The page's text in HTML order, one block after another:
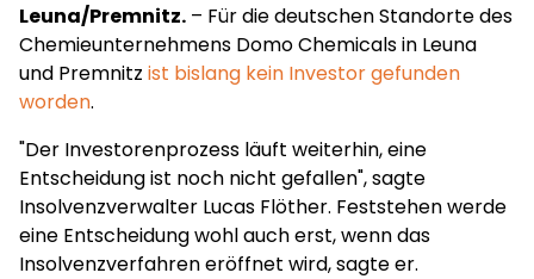
Leuna/Premnitz. – Für die deutschen Standorte des
Chemieunternehmens Domo Chemicals in Leuna
und Premnitz ist bislang kein Investor gefunden
worden.
"Der Investorenprozess läuft weiterhin, eine
Entscheidung ist noch nicht gefallen", sagte
Insolvenzverwalter Lucas Flöther. Feststehen werde
eine Entscheidung wohl auch erst, wenn das
Insolvenzverfahren eröffnet wird, sagte er.